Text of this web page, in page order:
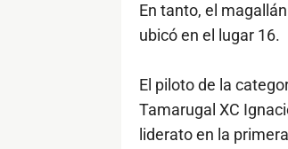
En tanto, el
ubicó en el lugar 16.
El piloto de la
Tamarugal XC
liderato en la